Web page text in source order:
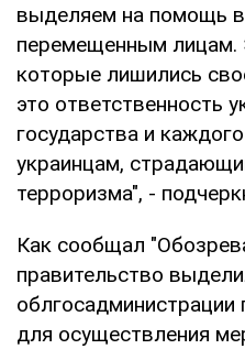
выделяем на помощь
перемещенным
которые лишились
это ответственность
государства и
украинцам,
терроризма", -
Как сообщал
правительство
облгосадминистрации
для осуществления